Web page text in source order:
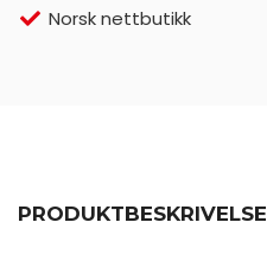
Norsk nettbutikk
PRODUKTBESKRIVELSE